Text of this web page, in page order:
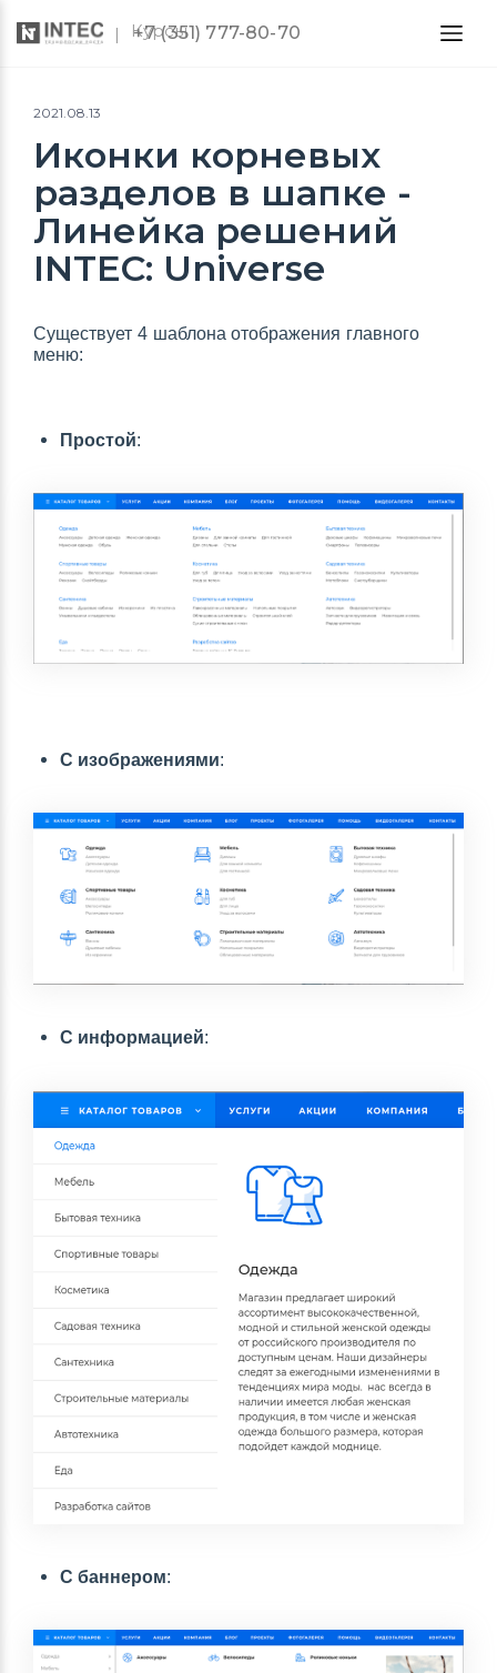
Курсы
+7 (351) 777-80-70
2021.08.13
Иконки корневых
разделов в шапке -
Линейка решений
INTEC: Universe
Существует 4 шаблона отображения главного
меню:
Простой:
С изображениями:
С информацией:
С баннером: